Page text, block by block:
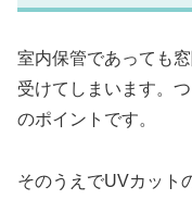
室内保管であっても
受けてしまいます。
のポイントです。
そのうえでUVカット